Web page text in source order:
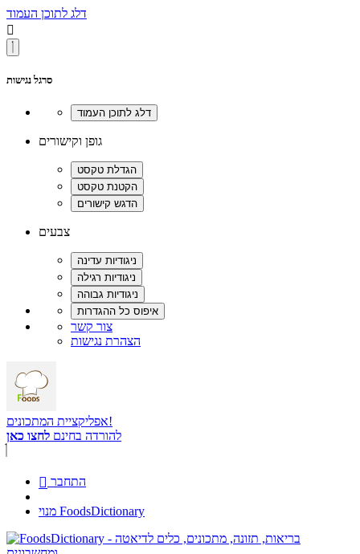
דלג לתוכן העמוד

סרגל נגישות
גופן וקישורים
צבעים
צור קשר
הצהרת נגישות
אפליקציית המתכונים!
להורדה בחינם לחצו כאן
 התחבר
מנוי FoodsDictionary